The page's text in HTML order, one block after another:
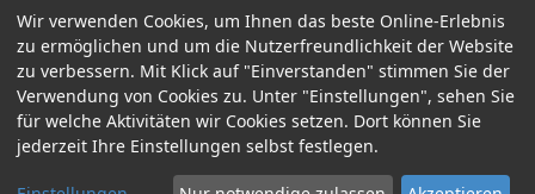
Schweiz
E-Mail: office@mcadvo.com
© 2005-2025 McAdvo Ltd.
Datenschutz
Wir verwenden Cookies, um Ihnen das beste Online-Erlebnis
zu ermöglichen und um die Nutzerfreundlichkeit der Website
zu verbessern. Mit Klick auf "Einverstanden" stimmen Sie der
Verwendung von Cookies zu. Unter "Einstellungen", sehen Sie
für welche Aktivitäten wir Cookies setzen. Dort können Sie
jederzeit Ihre Einstellungen selbst festlegen.